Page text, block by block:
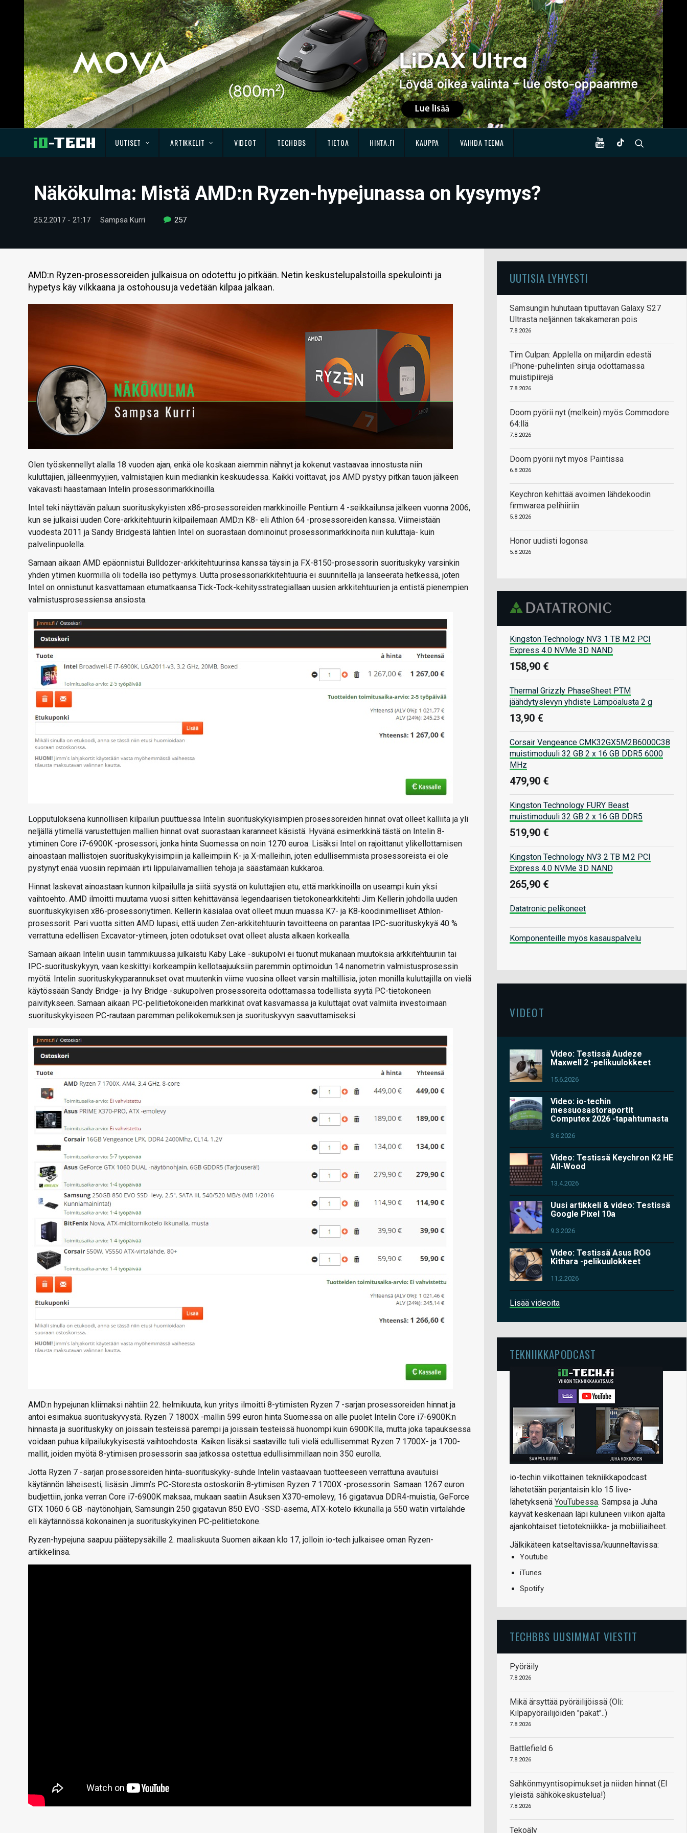
UUTISET ARTIKKELIT VIDEOT TECHBBS TIETOA HINTA.FI KAUPPA VAIHDA TEEMA
Näkökulma: Mistä AMD:n Ryzen-hypejunassa on kysymys?
25.2.2017 - 21:17 Sampsa Kurri 257
AMD:n Ryzen-prosessoreiden julkaisua on odotettu jo pitkään. Netin keskustelupalstoilla spekulointi ja
hypetys käy vilkkaana ja ostohousuja vedetään kilpaa jalkaan.
Olen työskennellyt alalla 18 vuoden ajan, enkä ole koskaan aiemmin nähnyt ja kokenut vastaavaa innostusta niin
kuluttajien, jälleenmyyjien, valmistajien kuin mediankin keskuudessa. Kaikki voittavat, jos AMD pystyy pitkän tauon jälkeen
vakavasti haastamaan Intelin prosessorimarkkinoilla.
Intel teki näyttävän paluun suorituskykyisten x86-prosessoreiden markkinoille Pentium 4 -seikkailunsa jälkeen vuonna 2006,
kun se julkaisi uuden Core-arkkitehtuurin kilpailemaan AMD:n K8- eli Athlon 64 -prosessoreiden kanssa. Viimeistään
vuodesta 2011 ja Sandy Bridgestä lähtien Intel on suorastaan dominoinut prosessorimarkkinoita niin kuluttaja- kuin
palvelinpuolella.
Samaan aikaan AMD epäonnistui Bulldozer-arkkitehtuurinsa kanssa täysin ja FX-8150-prosessorin suorituskyky varsinkin
yhden ytimen kuormilla oli todella iso pettymys. Uutta prosessoriarkkitehtuuria ei suunnitella ja lanseerata hetkessä, joten
Intel on onnistunut kasvattamaan etumatkaansa Tick-Tock-kehitysstrategiallaan uusien arkkitehtuurien ja entistä pienempien
valmistusprosessiensa ansiosta.
Lopputuloksena kunnollisen kilpailun puuttuessa Intelin suorituskykyisimpien prosessoreiden hinnat ovat olleet kalliita ja yli
neljällä ytimellä varustettujen mallien hinnat ovat suorastaan karanneet käsistä. Hyvänä esimerkkinä tästä on Intelin 8-
ytiminen Core i7-6900K -prosessori, jonka hinta Suomessa on noin 1270 euroa. Lisäksi Intel on rajoittanut ylikellottamisen
ainoastaan mallistojen suorituskykyisimpiin ja kalleimpiin K- ja X-malleihin, joten edullisemmista prosessoreista ei ole
pystynyt enää vuosiin repimään irti lippulaivamallien tehoja ja säästämään kukkaroa.
Hinnat laskevat ainoastaan kunnon kilpailulla ja siitä syystä on kuluttajien etu, että markkinoilla on useampi kuin yksi
vaihtoehto. AMD ilmoitti muutama vuosi sitten kehittävänsä legendaarisen tietokonearkkitehti Jim Kellerin johdolla uuden
suorituskykyisen x86-prosessoriytimen. Kellerin käsialaa ovat olleet muun muassa K7- ja K8-koodinimelliset Athlon-
prosessorit. Pari vuotta sitten AMD lupasi, että uuden Zen-arkkitehtuurin tavoitteena on parantaa IPC-suorituskykyä 40 %
verrattuna edellisen Excavator-ytimeen, joten odotukset ovat olleet alusta alkaen korkealla.
Samaan aikaan Intelin uusin tammikuussa julkaistu Kaby Lake -sukupolvi ei tuonut mukanaan muutoksia arkkitehtuuriin tai
IPC-suorituskykyyn, vaan keskittyi korkeampiin kellotaajuuksiin paremmin optimoidun 14 nanometrin valmistusprosessin
myötä. Intelin suorituskykyparannukset ovat muutenkin viime vuosina olleet varsin maltillisia, joten monilla kuluttajilla on vielä
käytössään Sandy Bridge- ja Ivy Bridge -sukupolven prosessoreita odottamassa todellista syytä PC-tietokoneen
päivitykseen. Samaan aikaan PC-pelitietokoneiden markkinat ovat kasvamassa ja kuluttajat ovat valmiita investoimaan
suorituskykyiseen PC-rautaan paremman pelikokemuksen ja suorituskyvyn saavuttamiseksi.
AMD:n hypejunan kliimaksi nähtiin 22. helmikuuta, kun yritys ilmoitti 8-ytimisten Ryzen 7 -sarjan prosessoreiden hinnat ja
antoi esimakua suorituskyvystä. Ryzen 7 1800X -mallin 599 euron hinta Suomessa on alle puolet Intelin Core i7-6900K:n
hinnasta ja suorituskyky on joissain testeissä parempi ja joissain testeissä huonompi kuin 6900K:lla, mutta joka tapauksessa
voidaan puhua kilpailukykyisestä vaihtoehdosta. Kaiken lisäksi saataville tuli vielä edullisemmat Ryzen 7 1700X- ja 1700-
mallit, joiden myötä 8-ytimisen prosessorin saa jatkossa ostettua edullisimmillaan noin 350 eurolla.
Jotta Ryzen 7 -sarjan prosessoreiden hinta-suorituskyky-suhde Intelin vastaavaan tuotteeseen verrattuna avautuisi
käytännön läheisesti, lisäsin Jimm’s PC-Storesta ostoskoriin 8-ytimisen Ryzen 7 1700X -prosessorin. Samaan 1267 euron
budjettiin, jonka verran Core i7-6900K maksaa, mukaan saatiin Asuksen X370-emolevy, 16 gigatavua DDR4-muistia, GeForce
GTX 1060 6 GB -näytönohjain, Samsungin 250 gigatavun 850 EVO -SSD-asema, ATX-kotelo ikkunalla ja 550 watin virtalähde
eli käytännössä kokonainen ja suorituskykyinen PC-pelitietokone.
Ryzen-hypejuna saapuu päätepysäkille 2. maaliskuuta Suomen aikaan klo 17, jolloin io-tech julkaisee oman Ryzen-
artikkelinsa.
UUTISIA LYHYESTI
Samsungin huhutaan tiputtavan Galaxy S27
Ultrasta neljännen takakameran pois
7.8.2026
Tim Culpan: Applella on miljardin edestä
iPhone-puhelinten siruja odottamassa
muistipiirejä
7.8.2026
Doom pyörii nyt (melkein) myös Commodore
64:llä
7.8.2026
Doom pyörii nyt myös Paintissa
6.8.2026
Keychron kehittää avoimen lähdekoodin
firmwarea pelihiiriin
5.8.2026
Honor uudisti logonsa
5.8.2026
Kingston Technology NV3 1 TB M.2 PCI
Express 4.0 NVMe 3D NAND
158,90 €
Thermal Grizzly PhaseSheet PTM
jäähdytyslevyn yhdiste Lämpöalusta 2 g
13,90 €
Corsair Vengeance CMK32GX5M2B6000C38
muistimoduuli 32 GB 2 x 16 GB DDR5 6000
MHz
479,90 €
Kingston Technology FURY Beast
muistimoduuli 32 GB 2 x 16 GB DDR5
519,90 €
Kingston Technology NV3 2 TB M.2 PCI
Express 4.0 NVMe 3D NAND
265,90 €
Datatronic pelikoneet
Komponenteille myös kasauspalvelu
VIDEOT
Video: Testissä Audeze
Maxwell 2 -pelikuulokkeet
15.6.2026
Video: io-techin
messuosastoraportit
Computex 2026 -tapahtumasta
3.6.2026
Video: Testissä Keychron K2 HE
All-Wood
13.4.2026
Uusi artikkeli & video: Testissä
Google Pixel 10a
9.3.2026
Video: Testissä Asus ROG
Kithara -pelikuulokkeet
11.2.2026
Lisää videoita
TEKNIIKKAPODCAST
io-techin viikottainen tekniikkapodcast
lähetetään perjantaisin klo 15 live-
lähetyksenä YouTubessa. Sampsa ja Juha
käyvät keskenään läpi kuluneen viikon ajalta
ajankohtaiset tietotekniikka- ja mobiiliaiheet.
Jälkikäteen katseltavissa/kuunneltavissa:
Youtube
iTunes
Spotify
TECHBBS UUSIMMAT VIESTIT
Pyöräily
7.8.2026
Mikä ärsyttää pyöräilijöissä (Oli:
Kilpapyöräilijöiden "pakat"..)
7.8.2026
Battlefield 6
7.8.2026
Sähkönmyyntisopimukset ja niiden hinnat (EI
yleistä sähkökeskustelua!)
7.8.2026
Tekoäly